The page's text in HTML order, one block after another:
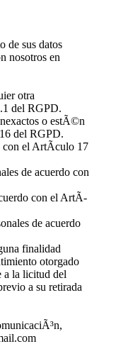
de sus datos
nosotros en
otra
del RGPD.
o estÃ©n
del RGPD.
con el ArtÃ­culo 17
de acuerdo con
con el ArtÃ­
de acuerdo
finalidad
otorgado
a la licitud del
a su retirada